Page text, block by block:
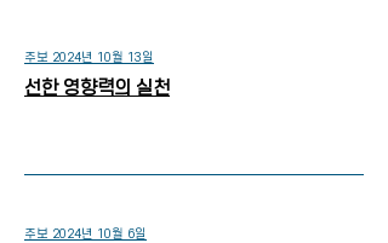
주보 2024년 10월 13일
선한 영향력의 실천
주보 2024년 10월 6일